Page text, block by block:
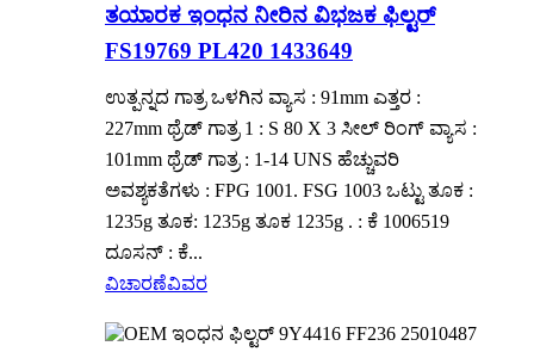
ತಯಾರಕ ಇಂಧನ ನೀರಿನ ವಿಭಜಕ ಫಿಲ್ಟರ್
FS19769 PL420 1433649
ಉತ್ಪನ್ನದ ಗಾತ್ರ ಒಳಗಿನ ವ್ಯಾಸ : 91mm ಎತ್ತರ :
227mm ಥ್ರೆಡ್ ಗಾತ್ರ 1 : S 80 X 3 ಸೀಲ್ ರಿಂಗ್ ವ್ಯಾಸ :
101mm ಥ್ರೆಡ್ ಗಾತ್ರ : 1-14 UNS ಹೆಚ್ಚುವರಿ
ಅವಶ್ಯಕತೆಗಳು : FPG 1001. FSG 1003 ಒಟ್ಟು ತೂಕ :
1235g ತೂಕ: 1235g ತೂಕ 1235g . : ಕೆ 1006519
ದೂಸನ್ : ಕೆ...
ವಿಚಾರಣೆವಿವರ